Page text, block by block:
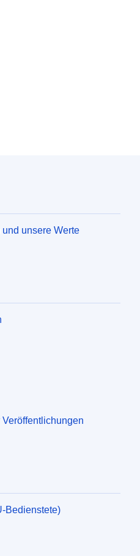
unsere Werte
Bedienstete)